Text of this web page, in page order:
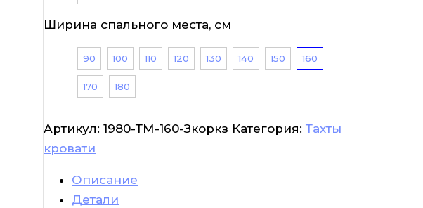
Ширина спального места, см
90 100 110 120 130 140 150 160
170 180
Артикул:1980-ТМ-160-Зкоркз Категория:Тахты
кровати
Описание
Детали